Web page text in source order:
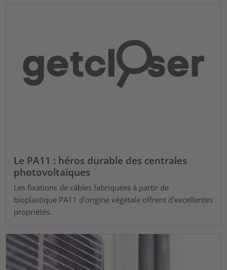
Le PA11 : héros durable des centrales
photovoltaïques
Les fixations de câbles fabriquées à partir de
bioplastique PA11 d'origine végétale offrent d'excellentes
propriétés.